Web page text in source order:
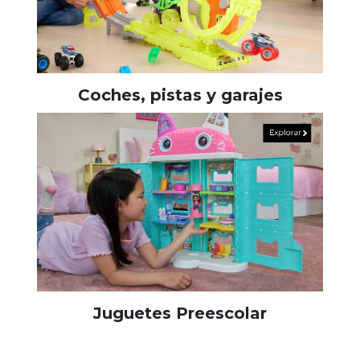
Coches, pistas y garajes
Juguetes Preescolar